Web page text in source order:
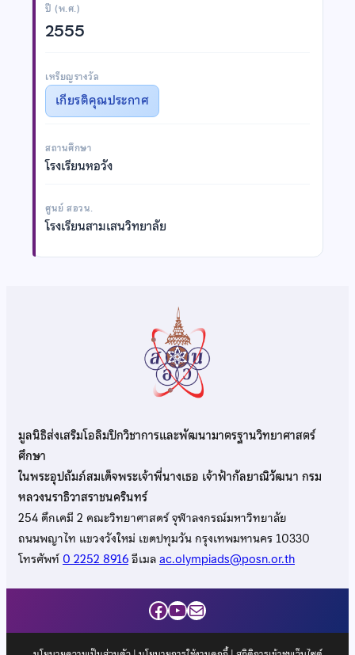
ปี (พ.ศ.)
2555
เหรียญรางวัล
เกียรติคุณประกาศ
สถานศึกษา
โรงเรียนหอวัง
ศูนย์ สอวน.
โรงเรียนสามเสนวิทยาลัย
มูลนิธิส่งเสริมโอลิมปิกวิชาการและพัฒนามาตรฐานวิทยาศาสตร์
ศึกษา
ในพระอุปถัมภ์สมเด็จพระเจ้าพี่นางเธอ เจ้าฟ้ากัลยาณิวัฒนา กรม
หลวงนราธิวาสราชนครินทร์
254 ตึกเคมี 2 คณะวิทยาศาสตร์ จุฬาลงกรณ์มหาวิทยาลัย
ถนนพญาไท แขวงวังใหม่ เขตปทุมวัน กรุงเทพมหานคร 10330
โทรศัพท์0 2252 8916อีเมลac.olympiads@posn.or.th
Facebook
YouTube
Mail